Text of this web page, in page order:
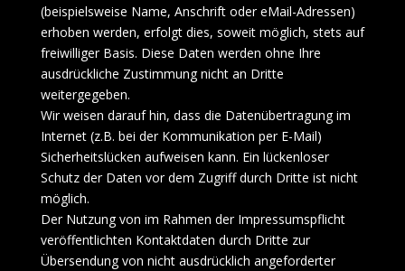
(beispielsweise Name, Anschrift oder eMail-Adressen)
erhoben werden, erfolgt dies, soweit möglich, stets auf
freiwilliger Basis. Diese Daten werden ohne Ihre
ausdrückliche Zustimmung nicht an Dritte
weitergegeben.
Wir weisen darauf hin, dass die Datenübertragung im
Internet (z.B. bei der Kommunikation per E-Mail)
Sicherheitslücken aufweisen kann. Ein lückenloser
Schutz der Daten vor dem Zugriff durch Dritte ist nicht
möglich.
Der Nutzung von im Rahmen der Impressumspflicht
veröffentlichten Kontaktdaten durch Dritte zur
Übersendung von nicht ausdrücklich angeforderter